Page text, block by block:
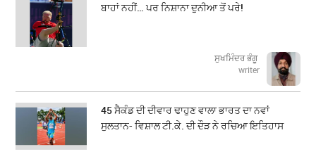
ਬਾਹਾਂ ਨਹੀਂ… ਪਰ ਨਿਸ਼ਾਨਾ ਦੁਨੀਆ ਤੋਂ ਪਰੇ!
ਸੁਖਮਿੰਦਰ ਭੰਗੂ
writer
45 ਸੈਕੰਡ ਦੀ ਦੀਵਾਰ ਢਾਹੁਣ ਵਾਲਾ ਭਾਰਤ ਦਾ ਨਵਾਂ
ਸੁਲਤਾਨ- ਵਿਸ਼ਾਲ ਟੀ.ਕੇ. ਦੀ ਦੌੜ ਨੇ ਰਚਿਆ ਇਤਿਹਾਸ